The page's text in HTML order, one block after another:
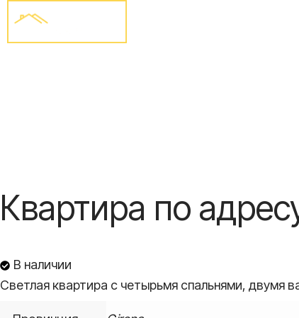
Квартира по
В наличии
Светлая квартира с четырьмя спальнями, двумя